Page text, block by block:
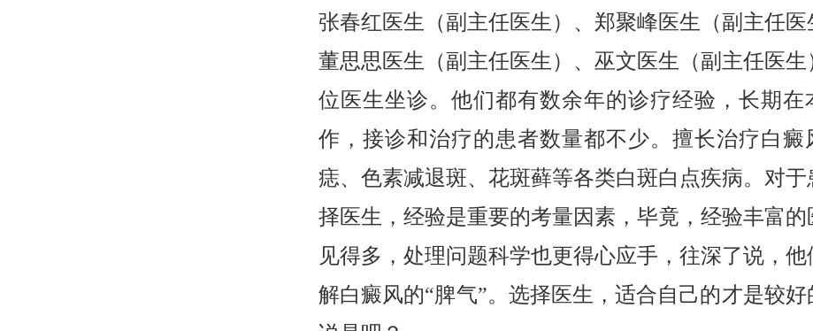
张春红医生（副主任医生）、郑聚峰医生（副主任医
董思思医生（副主任医生）、巫文医生（副主任医生
位医生坐诊。他们都有数余年的诊疗经验，长期在
作，接诊和治疗的患者数量都不少。擅长治疗白癜
痣、色素减退斑、花斑藓等各类白斑白点疾病。对于
择医生，经验是重要的考量因素，毕竟，经验丰富的
见得多，处理问题科学也更得心应手，往深了说，他
解白癜风的“脾气”。选择医生，适合自己的才是较好